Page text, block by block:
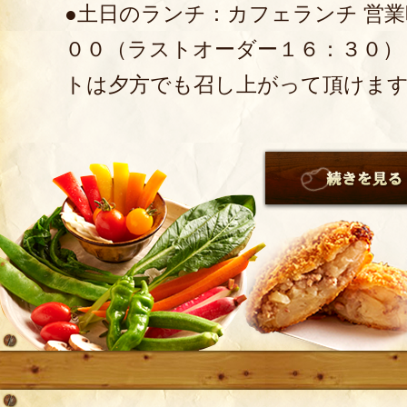
●土日のランチ：カフェランチ 営
００（ラストオーダー１６：３０
トは夕方でも召し上がって頂けま